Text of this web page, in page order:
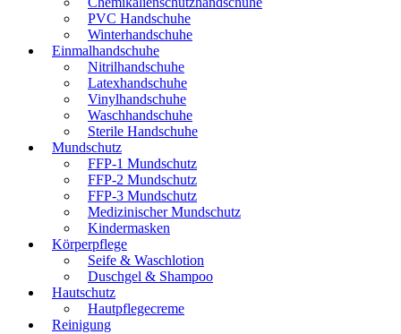
PVC Handschuhe
Winterhandschuhe
Einmalhandschuhe
Nitrilhandschuhe
Latexhandschuhe
Vinylhandschuhe
Waschhandschuhe
Sterile Handschuhe
Mundschutz
FFP-1 Mundschutz
FFP-2 Mundschutz
FFP-3 Mundschutz
Medizinischer Mundschutz
Kindermasken
Körperpflege
Seife & Waschlotion
Duschgel & Shampoo
Hautschutz
Hautpflegecreme
Reinigung